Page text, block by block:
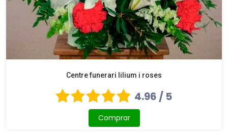
Centre funerari lilium i roses
4.96 / 5
Comprar